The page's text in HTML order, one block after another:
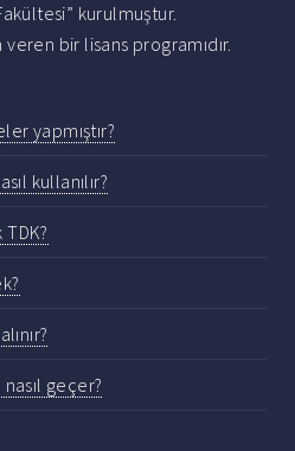
kurulmuştur.
bir lisans programıdır.
yapmıştır?
kullanılır?
geçer?